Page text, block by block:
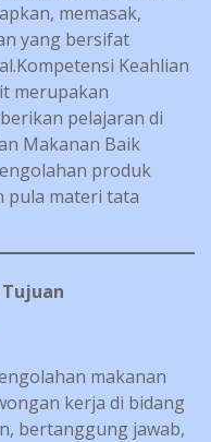
memasak,
yang bersifat
Keahlian
merupakan
pelajaran di
Makanan Baik
produk
pula materi tata
makanan
kerja di bidang
bertanggung jawab,